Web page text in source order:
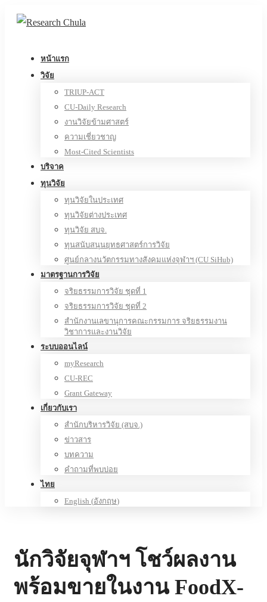
หน้าแรก
วิจัย
TRIUP-ACT
CU-Daily Research
งานวิจัยข้ามศาสตร์
ความเชี่ยวชาญ
Most-Cited Scientists
บริจาค
ทุนวิจัย
ทุนวิจัยในประเทศ
ทุนวิจัยต่างประเทศ
ทุนวิจัย สบจ.
ทุนสนับสนุนยุทธศาสตร์การวิจัย
ศูนย์กลางนวัตกรรมทางสังคมแห่งจุฬาฯ (CU SiHub)
มาตรฐานการวิจัย
จริยธรรมการวิจัย ชุดที่ 1
จริยธรรมการวิจัย ชุดที่ 2
สำนักงานเลขานุการคณะกรรมการ จริยธรรมงาน
วิชาการและงานวิจัย
ระบบออนไลน์
myResearch
CU-REC
Grant Gateway
เกี่ยวกับเรา
สำนักบริหารวิจัย (สบจ.)
ข่าวสาร
บทความ
คำถามที่พบบ่อย
ไทย
English (อังกฤษ)
นักวิจัยจุฬาฯ โชว์ผลงาน
พร้อมขายในงาน FoodX-